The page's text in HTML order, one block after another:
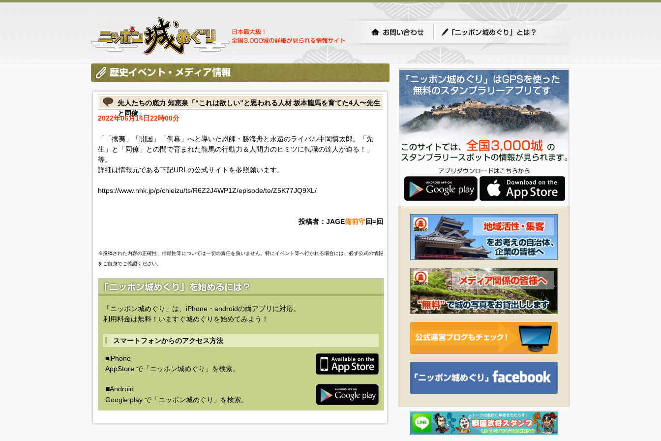
先人たちの底力 知恵泉「“これは欲しい”と思われる人材 坂本龍馬を育てた4人〜先生
と同僚」
2022年06月14日22時00分
「「攘夷」「開国」「倒幕」へと導いた恩師・勝海舟と永遠のライバル中岡慎太郎。「先
生」と「同僚」との間で育まれた龍馬の行動力＆人間力のヒミツに転職の達人が迫る！」
等。
詳細は情報元である下記URLの公式サイトを参照願います。
https://www.nhk.jp/p/chieizu/ts/R6Z2J4WP1Z/episode/te/Z5K77JQ9XL/
投稿者：JAGE備前守回=回
※投稿された内容の正確性、信頼性等については一切の責任を負いません。特にイベント等へ行かれる場合には、必ず公式の情報
をご自身でご確認ください。
「ニッポン城めぐり」は、iPhone・androidの両アプリに対応。
利用料金は無料！いますぐ城めぐりを始めてみよう！
スマートフォンからのアクセス方法
■iPhone
AppStore で「ニッポン城めぐり」を検索。
■Android
Google play で「ニッポン城めぐり」を検索。